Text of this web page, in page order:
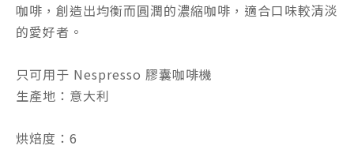
咖啡，創造出均衡而圓潤的濃縮咖啡，適合口味較清淡
的愛好者。
只可用于 Nespresso 膠囊咖啡機
生產地：意大利
烘焙度：6